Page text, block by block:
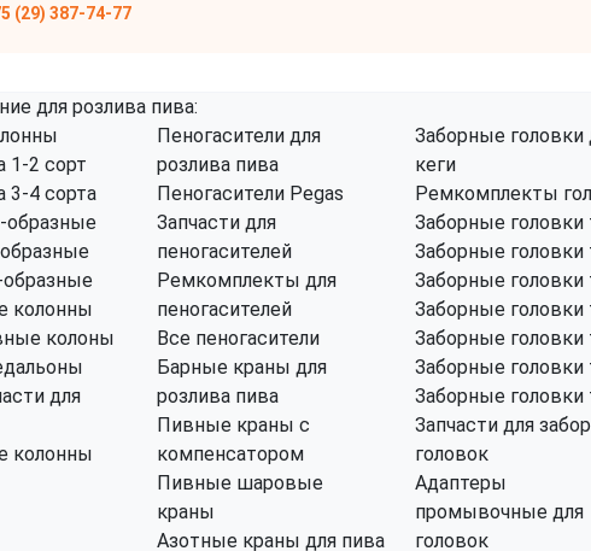
(29) 387-74-77
для розлива пива:
1-2 сорт
3-4 сорта
колонны
колоны
для
колонны
Пеногасители для
розлива пива
Пеногасители Pegas
Запчасти для
пеногасителей
Ремкомплекты для
пеногасителей
Все пеногасители
Барные краны для
розлива пива
Пивные краны с
компенсатором
Пивные шаровые
краны
Азотные краны для пива
Заборные головки
кеги
Ремкомплекты
Заборные головки
Заборные головки
Заборные головки
Заборные головки
Заборные головки
Заборные головки
Заборные головки
Запчасти для
головок
Адаптеры
промывочные для
головок